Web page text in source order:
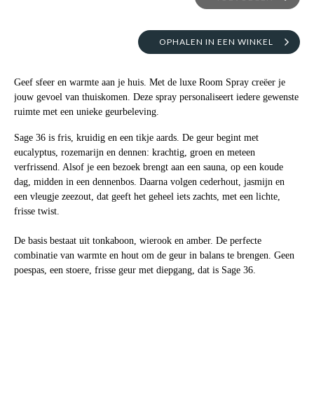
OPHALEN IN EEN WINKEL
Geef sfeer en warmte aan je huis. Met de luxe Room Spray creëer je
jouw gevoel van thuiskomen. Deze spray personaliseert iedere gewenste
ruimte met een unieke geurbeleving.
Sage 36 is fris, kruidig en een tikje aards. De geur begint met
eucalyptus, rozemarijn en dennen: krachtig, groen en meteen
verfrissend. Alsof je een bezoek brengt aan een sauna, op een koude
dag, midden in een dennenbos. Daarna volgen cederhout, jasmijn en
een vleugje zeezout, dat geeft het geheel iets zachts, met een lichte,
frisse twist.
De basis bestaat uit tonkaboon, wierook en amber. De perfecte
combinatie van warmte en hout om de geur in balans te brengen. Geen
poespas, een stoere, frisse geur met diepgang, dat is Sage 36.